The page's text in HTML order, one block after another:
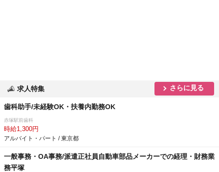
求人特集 さらに見る
歯科助手/未経験OK・扶養内勤務OK
赤塚駅前歯科
時給1,300円
アルバイト・パート / 東京都
一般事務・OA事務/派遣正社員自動車部品メーカーでの経理・財務業
務平塚